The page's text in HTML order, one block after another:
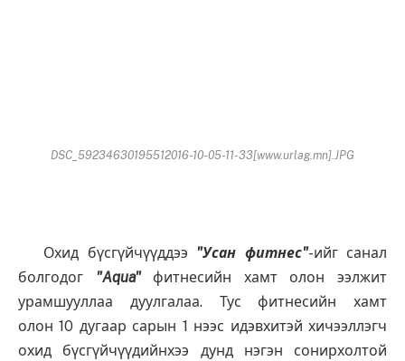
DSC_59234630195512016-10-05-11-33[www.urlag.mn].JPG
Охид бүсгүйчүүддээ "Усан фитнес"-ийг санал
болгодог "Aqua"фитнесийн хамт олон ээлжит
урамшууллаа дуулгалаа. Тус фитнесийн хамт
олон 10 дугаар сарын 1 нээс идэвхитэй хичээллэгч
охид бүсгүйчүүдийнхээ дунд нэгэн сонирхолтой